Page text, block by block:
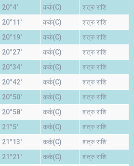
20°4' कर्क(C) शत्रु राशि
20°11' कर्क(C) शत्रु राशि
20°19' कर्क(C) शत्रु राशि
20°27' कर्क(C) शत्रु राशि
20°34' कर्क(C) शत्रु राशि
20°42' कर्क(C) शत्रु राशि
20°50' कर्क(C) शत्रु राशि
20°58' कर्क(C) शत्रु राशि
21°5' कर्क(C) शत्रु राशि
21°13' कर्क(C) शत्रु राशि
21°21' कर्क(C) शत्रु राशि